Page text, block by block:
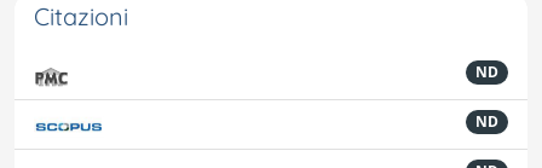
Citazioni
ND
ND